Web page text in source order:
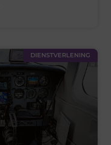
DIENSTVERLENING